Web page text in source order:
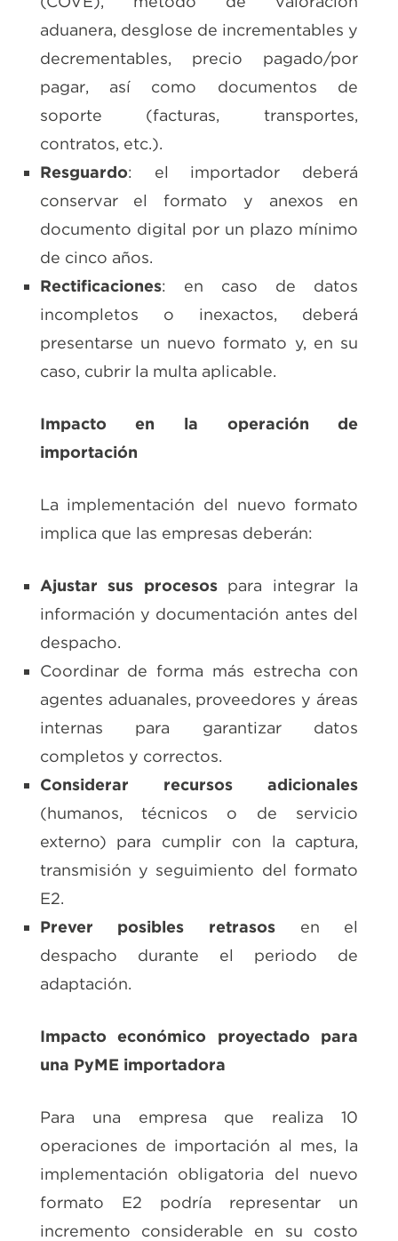
aduanera, desglose de incrementables y
decrementables, precio pagado/por
pagar, así como documentos de
soporte (facturas, transportes,
contratos, etc.).
Resguardo: el importador deberá
conservar el formato y anexos en
documento digital por un plazo mínimo
de cinco años.
Rectificaciones: en caso de datos
incompletos o inexactos, deberá
presentarse un nuevo formato y, en su
caso, cubrir la multa aplicable.
Impacto en la operación de
importación
La implementación del nuevo formato
implica que las empresas deberán:
Ajustar sus procesospara integrar la
información y documentación antes del
despacho.
Coordinar de forma más estrecha con
agentes aduanales, proveedores y áreas
internas para garantizar datos
completos y correctos.
Considerar recursos adicionales
(humanos, técnicos o de servicio
externo) para cumplir con la captura,
transmisión y seguimiento del formato
E2.
Prever posibles retrasos en el
despacho durante el periodo de
adaptación.
Impacto económico proyectado para
una PyME importadora
Para una empresa que realiza 10
operaciones de importación al mes, la
implementación obligatoria del nuevo
formato E2 podría representar un
incremento considerable en su costo